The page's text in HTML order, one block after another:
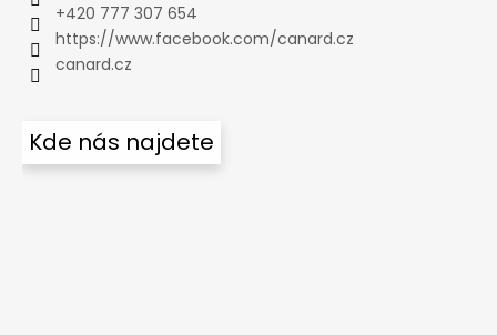
+420 777 307 654
https://www.facebook.com/canard.cz
canard.cz
Kde nás najdete